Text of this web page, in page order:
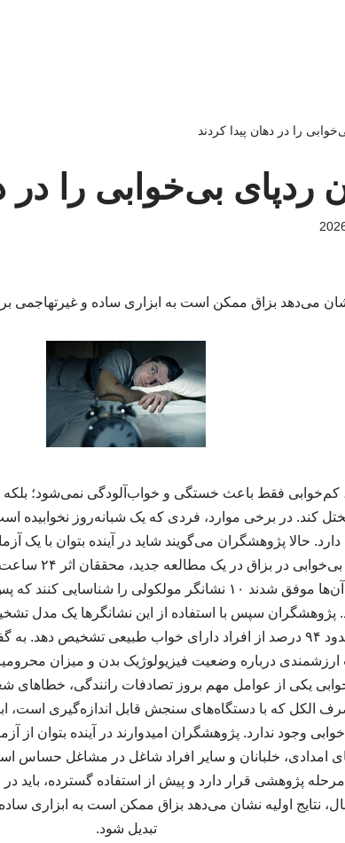
را در دهان پیدا کردند
ردپای بی‌خوابی را در
می‌دهد بزاق ممکن است به ابزاری ساده و غیرتهاجمی
کم‌خوابی فقط باعث خستگی و خواب‌آلودگی نمی‌شود؛
کند. در برخی موارد، فردی که یک شبانه‌روز نخوابیده
حالا پژوهشگران می‌گویند شاید در آینده بتوان با یک
شناسایی کرد.
بزاق بررسی کردند. آن‌ها موفق شدند ۱۰ نشانگر مولکولی
پژوهشگران سپس با استفاده از این نشانگرها یک مدل
کم‌خواب را با دقتی حدود ۹۴ درصد از افراد دارای خواب طبیعی
ارزشمندی درباره وضعیت فیزیولوژیک بدن و میزان
یکی از عوامل مهم بروز تصادفات رانندگی،
الکل که با دستگاه‌های سنجش قابل اندازه‌گیری است،
وجود ندارد. پژوهشگران امیدوارند در آینده بتوان از
امدادی، خلبانان و سایر افراد شاغل در مشاغل حساس
مرحله پژوهشی قرار دارد و پیش از استفاده گسترده،
نتایج اولیه نشان می‌دهد بزاق ممکن است به ابزاری
تبدیل شود.